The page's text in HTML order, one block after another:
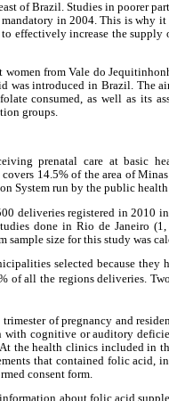
of Brazil. Studies in poorer
in 2004. This is why
effectively increase the supply
from Vale do
introduced in Brazil. The
consumed, as well as its
groups.
prenatal care at basic
14.5% of the area of
run by the public health
deliveries registered in 2010
done in Rio de Janeiro
size for this study was
selected because they
of all the regions deliveries.
of pregnancy and
with cognitive or auditory
the health clinics included in
that contained folic acid,
consent form.